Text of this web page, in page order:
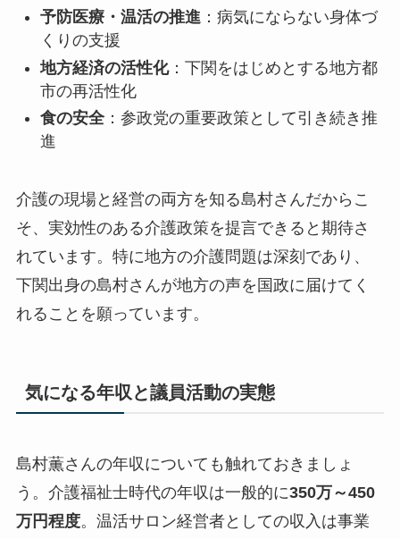
予防医療・温活の推進：病気にならない身体づ
くりの支援
地方経済の活性化：下関をはじめとする地方都
市の再活性化
食の安全：参政党の重要政策として引き続き推
進
介護の現場と経営の両方を知る島村さんだからこ
そ、実効性のある介護政策を提言できる と期待さ
れています。特に地方の介護問題は深刻であり、
下関出身の島村さんが地方の声を国政に届けてく
れることを願っています。
気になる年収と議員活動の実態
島村薫さんの年収についても触れておきましょ
う。介護福祉士時代の年収は一般的に350万～450
万円程度。温活サロン経営者としての収入は事業